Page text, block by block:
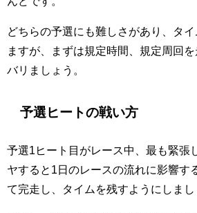
どちらの予選にも難しさがあり、タ
ますが、まずは規定時間、規定周回
バリましょう。
予選ヒートの戦い方
予選1ヒート目がレース中、最も緊張
ヤすると1日のレースの流れに影響す
て完走し、タイムを残すようにしまし